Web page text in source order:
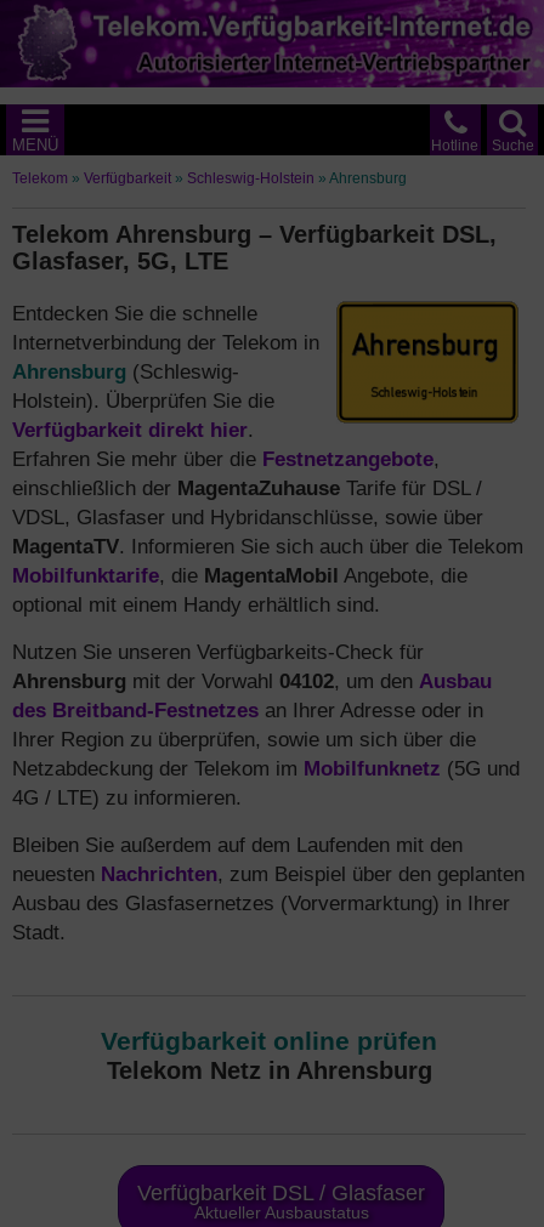
Suche
Hotline
MENÜ
Telekom » Verfügbarkeit » Schleswig-Holstein » Ahrensburg
Telekom Ahrensburg – Verfügbarkeit DSL,
Glasfaser, 5G, LTE
Entdecken Sie die schnelle
Internetverbindung der Telekom in
Ahrensburg (Schleswig-
Holstein). Überprüfen Sie die
Verfügbarkeit direkt hier.
Erfahren Sie mehr über die Festnetzangebote,
einschließlich der MagentaZuhause Tarife für DSL /
VDSL, Glasfaser und Hybridanschlüsse, sowie über
MagentaTV. Informieren Sie sich auch über die Telekom
Mobilfunktarife, die MagentaMobil Angebote, die
optional mit einem Handy erhältlich sind.
Nutzen Sie unseren Verfügbarkeits-Check für
Ahrensburg mit der Vorwahl 04102, um den Ausbau
des Breitband-Festnetzes an Ihrer Adresse oder in
Ihrer Region zu überprüfen, sowie um sich über die
Netzabdeckung der Telekom im Mobilfunknetz (5G und
4G / LTE) zu informieren.
Bleiben Sie außerdem auf dem Laufenden mit den
neuesten Nachrichten, zum Beispiel über den geplanten
Ausbau des Glasfasernetzes (Vorvermarktung) in Ihrer
Stadt.
Verfügbarkeit online prüfen
Telekom Netz in Ahrensburg
Verfügbarkeit DSL / Glasfaser
Aktueller Ausbaustatus